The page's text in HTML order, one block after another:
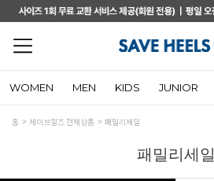
WOMEN MEN KIDS JUNIOR
홈 세이브힐즈 전체상품 패밀리세일
패밀리세일